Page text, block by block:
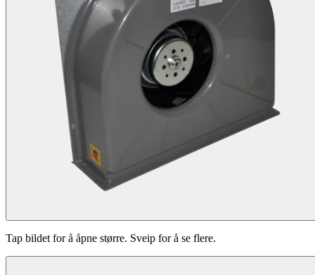
Tap bildet for å åpne større. Sveip for å se flere.